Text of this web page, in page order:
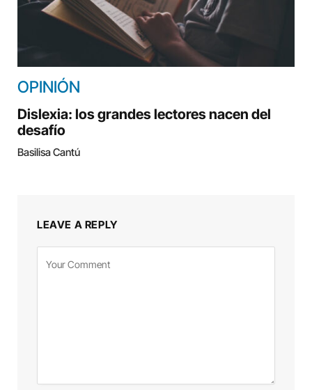
OPINIÓN
Dislexia: los grandes lectores nacen del
desafío
Basilisa Cantú
LEAVE A REPLY